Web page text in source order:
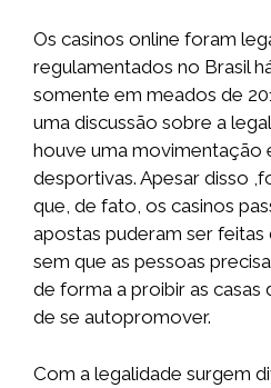
Os casinos online foram
regulamentados no Brasil
somente em meados de
uma discussão sobre a
houve uma movimentação
desportivas. Apesar disso
que, de fato, os casinos
apostas puderam ser feitas
sem que as pessoas
de forma a proibir as casas
de se autopromover.
Com a legalidade surgem